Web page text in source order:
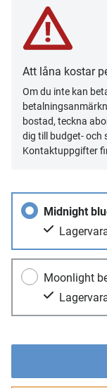
Att låna kostar
Om du inte kan
bostad, teckna
dig till budget- och
Kontaktuppgifter
Midnight
Moonlight